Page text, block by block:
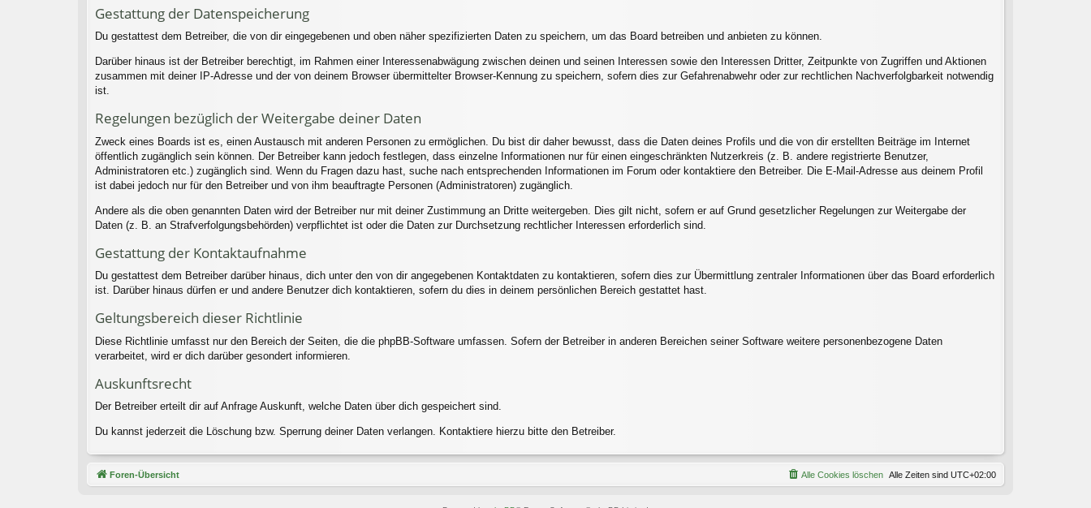
Gestattung der Datenspeicherung
Du gestattest dem Betreiber, die von dir eingegebenen und oben näher spezifizierten Daten zu speichern, um das Board betreiben und anbieten zu können.
Darüber hinaus ist der Betreiber berechtigt, im Rahmen einer Interessenabwägung zwischen deinen und seinen Interessen sowie den Interessen Dritter, Zeitpunkte von Zugriffen und Aktionen
zusammen mit deiner IP-Adresse und der von deinem Browser übermittelter Browser-Kennung zu speichern, sofern dies zur Gefahrenabwehr oder zur rechtlichen Nachverfolgbarkeit notwendig
ist.
Regelungen bezüglich der Weitergabe deiner Daten
Zweck eines Boards ist es, einen Austausch mit anderen Personen zu ermöglichen. Du bist dir daher bewusst, dass die Daten deines Profils und die von dir erstellten Beiträge im Internet
öffentlich zugänglich sein können. Der Betreiber kann jedoch festlegen, dass einzelne Informationen nur für einen eingeschränkten Nutzerkreis (z. B. andere registrierte Benutzer,
Administratoren etc.) zugänglich sind. Wenn du Fragen dazu hast, suche nach entsprechenden Informationen im Forum oder kontaktiere den Betreiber. Die E-Mail-Adresse aus deinem Profil
ist dabei jedoch nur für den Betreiber und von ihm beauftragte Personen (Administratoren) zugänglich.
Andere als die oben genannten Daten wird der Betreiber nur mit deiner Zustimmung an Dritte weitergeben. Dies gilt nicht, sofern er auf Grund gesetzlicher Regelungen zur Weitergabe der
Daten (z. B. an Strafverfolgungsbehörden) verpflichtet ist oder die Daten zur Durchsetzung rechtlicher Interessen erforderlich sind.
Gestattung der Kontaktaufnahme
Du gestattest dem Betreiber darüber hinaus, dich unter den von dir angegebenen Kontaktdaten zu kontaktieren, sofern dies zur Übermittlung zentraler Informationen über das Board erforderlich
ist. Darüber hinaus dürfen er und andere Benutzer dich kontaktieren, sofern du dies in deinem persönlichen Bereich gestattet hast.
Geltungsbereich dieser Richtlinie
Diese Richtlinie umfasst nur den Bereich der Seiten, die die phpBB-Software umfassen. Sofern der Betreiber in anderen Bereichen seiner Software weitere personenbezogene Daten
verarbeitet, wird er dich darüber gesondert informieren.
Auskunftsrecht
Der Betreiber erteilt dir auf Anfrage Auskunft, welche Daten über dich gespeichert sind.
Du kannst jederzeit die Löschung bzw. Sperrung deiner Daten verlangen. Kontaktiere hierzu bitte den Betreiber.
Foren-Übersicht Alle Zeiten sind UTC+02:00
Alle Cookies löschen